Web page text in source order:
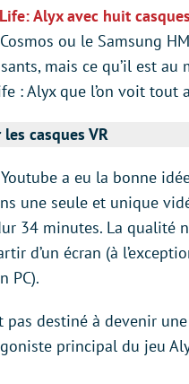
Alyx avec huit
ou le Samsung
mais ce qu’il est
: Alyx que l’on voit tout
casques VR
a eu la bonne
une seule et unique
34 minutes. La qualité
d’un écran (à
PC).
pas destiné à devenir
principal du jeu